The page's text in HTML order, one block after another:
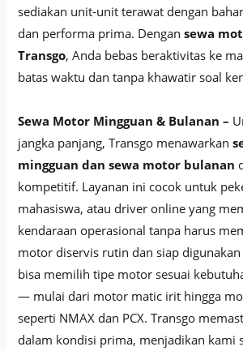
sediakan unit-unit terawat dengan
dan performa prima. Dengansewa
Transgo, Anda bebas beraktivitas ke
batas waktu dan tanpa khawatir soal
Sewa Motor Mingguan & Bulanan –
jangka panjang, Transgo menawarkan
mingguan dan sewa motor bulanan
kompetitif. Layanan ini cocok untuk
mahasiswa, atau driver online yang
kendaraan operasional tanpa harus
motor diservis rutin dan siap digunakan
bisa memilih tipe motor sesuai
— mulai dari motor matic irit hingga
seperti NMAX dan PCX. Transgo
dalam kondisi prima, menjadikan kami